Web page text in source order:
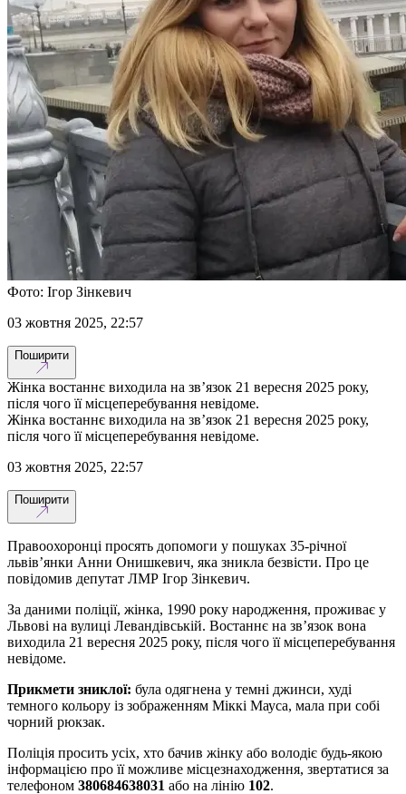
Фото: Ігор Зінкевич
03 жовтня 2025, 22:57
Поширити
Жінка востаннє виходила на зв’язок 21 вересня 2025 року,
після чого її місцеперебування невідоме.
Жінка востаннє виходила на зв’язок 21 вересня 2025 року,
після чого її місцеперебування невідоме.
03 жовтня 2025, 22:57
Поширити
Правоохоронці просять допомоги у пошуках 35-річної
львів’янки Анни Онишкевич, яка зникла безвісти. Про це
повідомив депутат ЛМР Ігор Зінкевич.
За даними поліції, жінка, 1990 року народження, проживає у
Львові на вулиці Левандівській. Востаннє на зв’язок вона
виходила 21 вересня 2025 року, після чого її місцеперебування
невідоме.
Прикмети зниклої: була одягнена у темні джинси, худі
темного кольору із зображенням Міккі Мауса, мала при собі
чорний рюкзак.
Поліція просить усіх, хто бачив жінку або володіє будь-якою
інформацією про її можливе місцезнаходження, звертатися за
телефоном 380684638031 або на лінію 102.